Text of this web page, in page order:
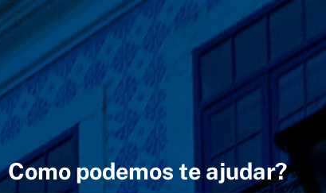
Como podemos te ajudar?